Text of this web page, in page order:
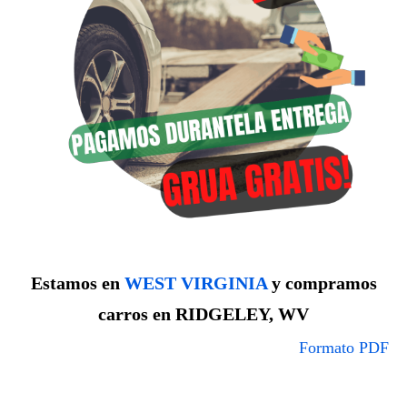
Estamos en WEST VIRGINIAy compramos
carros en RIDGELEY, WV
Formato PDF